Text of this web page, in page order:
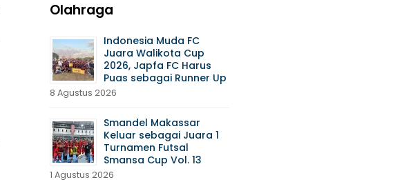
Olahraga
Indonesia Muda FC
Juara Walikota Cup
2026, Japfa FC Harus
Puas sebagai Runner Up
8 Agustus 2026
Smandel Makassar
Keluar sebagai Juara 1
Turnamen Futsal
Smansa Cup Vol. 13
1 Agustus 2026